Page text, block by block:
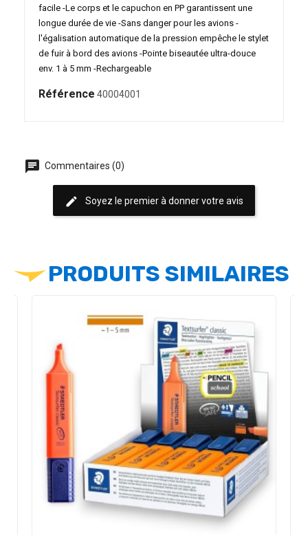
facile -Le corps et le capuchon en PP garantissent une
longue durée de vie -Sans danger pour les avions -
l'égalisation automatique de la pression empêche le stylet
de fuir à bord des avions -Pointe biseautée ultra-douce
env. 1 à 5 mm -Rechargeable
Référence 40004001
chat Commentaires (0)
edit Soyez le premier à donner votre avis
PRODUITS SIMILAIRES